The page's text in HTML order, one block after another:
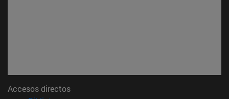
Accesos directos